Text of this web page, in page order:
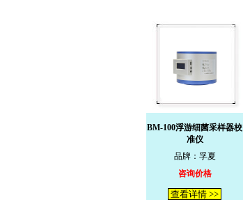
BM-100浮游细菌采样器校
准仪
品牌：孚夏
咨询价格
查看详情 >>